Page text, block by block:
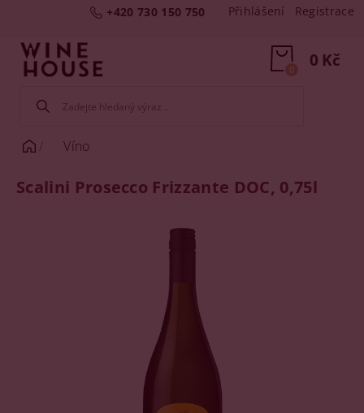
+420 730 150 750 Přihlášení Registrace
0 Kč
0
Víno
Scalini Prosecco Frizzante DOC, 0,75l